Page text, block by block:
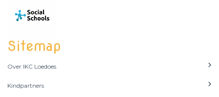
Sitemap
Over IKC Loedoes
Kindpartners